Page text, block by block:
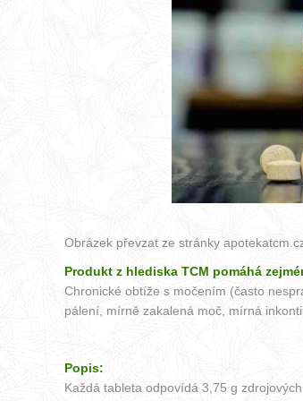
Obrázek převzat ze stránky
Produkt z hlediska TCM pomáhá
Chronické obtíže s močením (často
pálení, mírně zakalená moč, mírná
Popis:
Každá tableta odpovídá 3,75 g